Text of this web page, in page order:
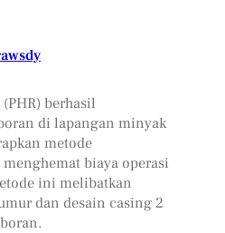
berhasil
di lapangan minyak
metode
biaya operasi
ini melibatkan
dan desain casing 2